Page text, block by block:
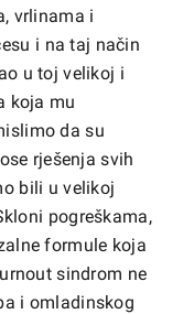
vrlinama i
i na taj način
u toj velikoj i
koja mu
da su
rješenja svih
bili u velikoj
pogreškama,
formule koja
sindrom ne
i omladinskog